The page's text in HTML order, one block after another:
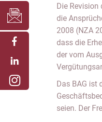
Die Revision
die
2008 (NZA
dass die
der vom
Das BAG ist
seien. Der